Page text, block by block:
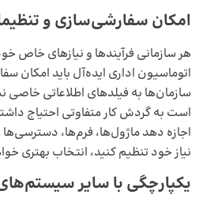
امکان سفارشی‌سازی و
هر سازمانی فرآیندها و نیازهای خاص خود
اتوماسیون اداری ایده‌آل باید امکان
سازمان‌ها به فیلدهای اطلاعاتی خاصی
است به گردش کار متفاوتی احتیاج
اجازه دهد ماژول‌ها، فرم‌ها، دسترسی‌ها
نیاز خود تنظیم کنید، انتخاب بهتری
یکپارچگی با سایر